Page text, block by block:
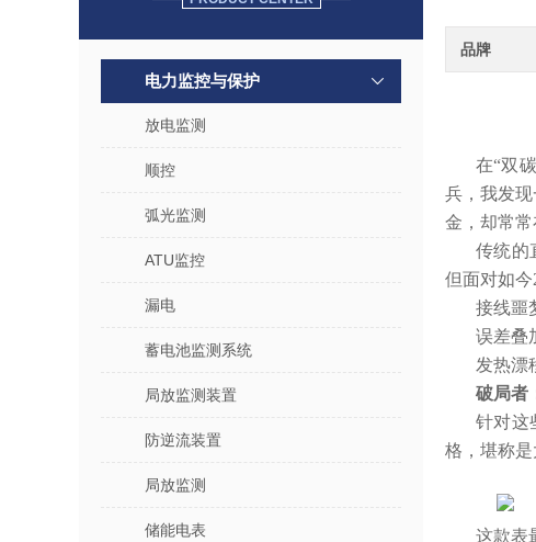
电力监控与保护
放电监测
顺控
弧光监测
ATU监控
漏电
蓄电池监测系统
局放监测装置
防逆流装置
局放监测
储能电表
品牌
在“双
兵，我发
金，却常常
传统的
但面对如今
接线噩
误差叠
发热漂
破局者
针对这
格，堪称是
这款表